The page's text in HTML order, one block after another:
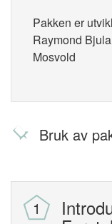
Pakken er
Raymond
Mosvold
Bruk av